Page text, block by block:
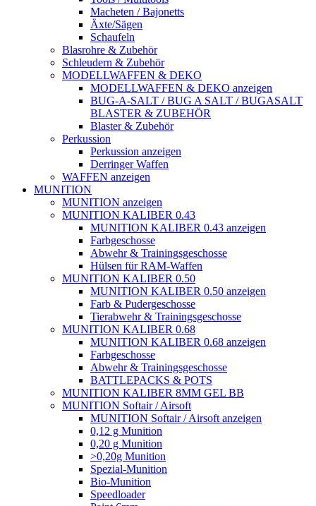
Macheten / Bajonetts
Äxte/Sägen
Schaufeln
Blasrohre & Zubehör
Schleudern & Zubehör
MODELLWAFFEN & DEKO
MODELLWAFFEN & DEKO anzeigen
BUG-A-SALT / BUG A SALT / BUGASALT
BLASTER & ZUBEHÖR
Blaster & Zubehör
Perkussion
Perkussion anzeigen
Derringer Waffen
WAFFEN anzeigen
MUNITION
MUNITION anzeigen
MUNITION KALIBER 0.43
MUNITION KALIBER 0.43 anzeigen
Farbgeschosse
Abwehr & Trainingsgeschosse
Hülsen für RAM-Waffen
MUNITION KALIBER 0.50
MUNITION KALIBER 0.50 anzeigen
Farb & Pudergeschosse
Tierabwehr & Trainingsgeschosse
MUNITION KALIBER 0.68
MUNITION KALIBER 0.68 anzeigen
Farbgeschosse
Abwehr & Trainingsgeschosse
BATTLEPACKS & POTS
MUNITION KALIBER 8MM GEL BB
MUNITION Softair / Airsoft
MUNITION Softair / Airsoft anzeigen
0,12 g Munition
0,20 g Munition
>0,20g Munition
Spezial-Munition
Bio-Munition
Speedloader